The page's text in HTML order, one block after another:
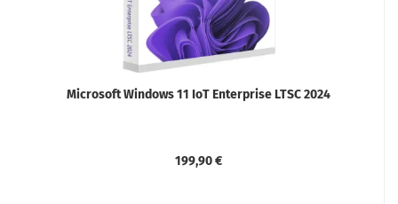
Microsoft Windows 11 IoT Enterprise LTSC 2024
199,90 €